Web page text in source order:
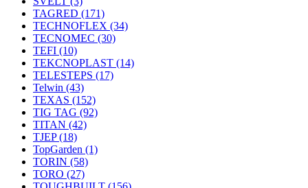
TAGRED (171)
TECHNOFLEX (34)
TECNOMEC (30)
TEFI (10)
TEKCNOPLAST (14)
TELESTEPS (17)
Telwin (43)
TEXAS (152)
TIG TAG (92)
TITAN (42)
TJEP(18)
TopGarden (1)
TORIN (58)
TORO (27)